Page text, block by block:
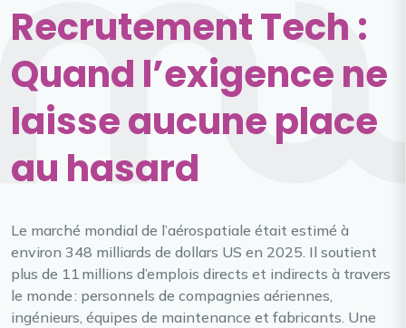
Recrutement Tech :
Quand l’exigence ne
laisse aucune place
au hasard
Le marché mondial de l’aérospatiale était estimé à
environ 348 milliards de dollars US en 2025. Il soutient
plus de 11 millions d’emplois directs et indirects à travers
le monde : personnels de compagnies aériennes,
ingénieurs, équipes de maintenance et fabricants. Une